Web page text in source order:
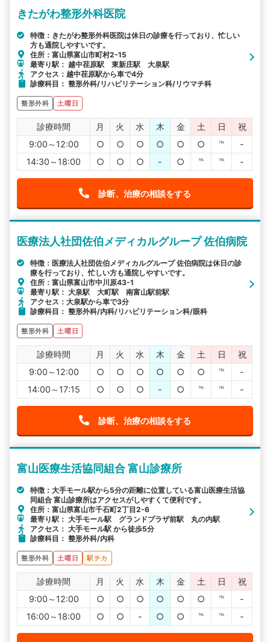
きたがわ整形外科医院
特徴：きたがわ整形外科医院は休日の診療を行っており、忙しい
方も通院しやすいです。
住所：富山県富山市町村2-15
最寄り駅： 越中荏原駅 東新庄駅 大泉駅
アクセス：越中荏原駅から車で4分
診療科目： 整形外科/リハビリテーション科/リウマチ科
整形外科 土曜日
診療時間 月 火 水 木 金 土 日
祝
9:00～12:00
○ ○ ○ ○ ○ ○ ℡
-
14:30～18:00
○ ○ ○ - ○ ℡ ℡ -
診断、治療の相談をする
医療法人社団佐伯メディカルグループ 佐伯病院
特徴：医療法人社団佐伯メディカルグループ 佐伯病院は休日の診
療を行っており、忙しい方も通院しやすいです。
住所：富山県富山市中川原43-1
最寄り駅： 大泉駅 大町駅 南富山駅前駅
アクセス：大泉駅から車で3分
診療科目： 整形外科/内科/リハビリテーション科/眼科
整形外科 土曜日
診療時間 月 火 水 木 金 土 日
祝
9:00～12:00
○ ○ ○ ○ ○ ○ ℡
-
14:00～17:15
○ ○ ○ - ○ ℡ ℡ -
診断、治療の相談をする
富山医療生活協同組合 富山診療所
特徴：大手モール駅から5分の距離に位置している富山医療生活協
同組合 富山診療所はアクセスがしやすくて便利です。
住所：富山県富山市千石町2丁目2-6
最寄り駅： 大手モール駅 グランドプラザ前駅 丸の内駅
アクセス： 大手モール駅 から徒歩5分
診療科目： 整形外科/内科
整形外科 土曜日 駅チカ
診療時間 月 火 水 木 金 土 日
祝
9:00～12:00
○ ○ ○ ○ ○ ○ ℡
-
16:00～18:00
○ ○ - ○ ○ ℡ ℡ -